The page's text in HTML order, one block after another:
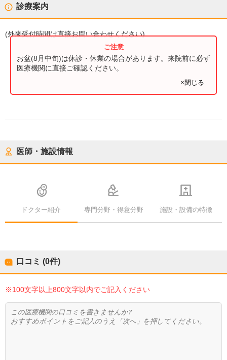
診療案内
(外来受付時間は直接お問い合わせください)
お盆(8月中旬)は休診・休業の場合があります。来院前に必ず
医療機関に直接ご確認ください。
×閉じる
医師・施設情報
ドクター紹介 専門分野・得意分野 施設・設備の特徴
口コミ (0件)
※100文字以上800文字以内でご記入ください